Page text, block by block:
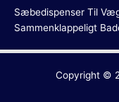
Sæbedispenser Til
Sammenklappeligt
Copyright ©